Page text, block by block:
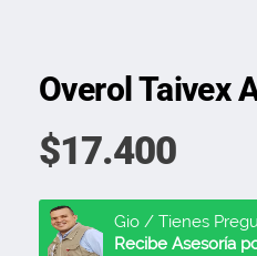
Overol Taivex
$17.400
Gio / Tienes
Recibe Asesoría